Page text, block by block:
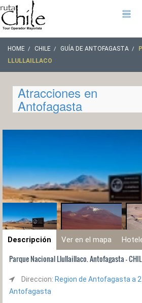
HOME CHILE GUÍA DE ANTOFAGASTA
LLULLAILLACO
Atracciones en
Antofagasta
Descripción Ver en el mapa
Parque Nacional Llullaillaco. Antofagasta -
Direccion: Region de Antofagasta a
Antofagasta